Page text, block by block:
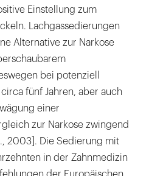
Einstellung zum
Lachgassedierungen
Alternative zur Narkose
bei potenziell
fünf Jahren, aber auch
einer
zur Narkose zwingend
2003]. Die Sedierung mit
in der Zahnmedizin